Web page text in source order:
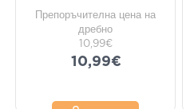
Препоръчителна цена на
дребно
10,99€
10,99€